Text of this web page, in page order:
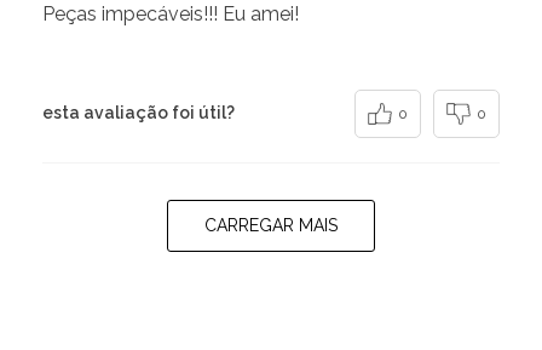
Peças impecáveis!!! Eu amei!
esta avaliação foi útil? 0 0
CARREGAR MAIS